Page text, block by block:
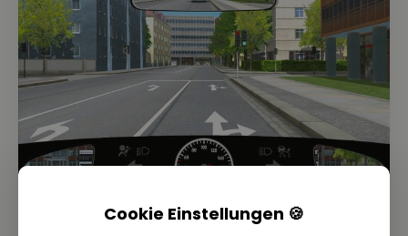
Cookie Einstellungen 🍪